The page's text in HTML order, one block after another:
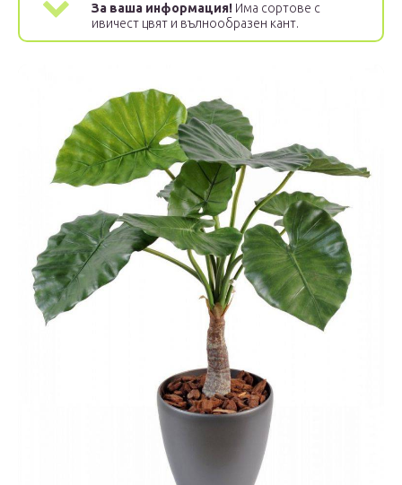
За ваша информация! Има сортове с
ивичест цвят и вълнообразен кант.